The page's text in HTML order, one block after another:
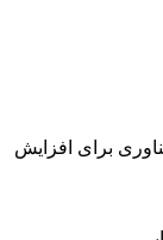
برای افزایش